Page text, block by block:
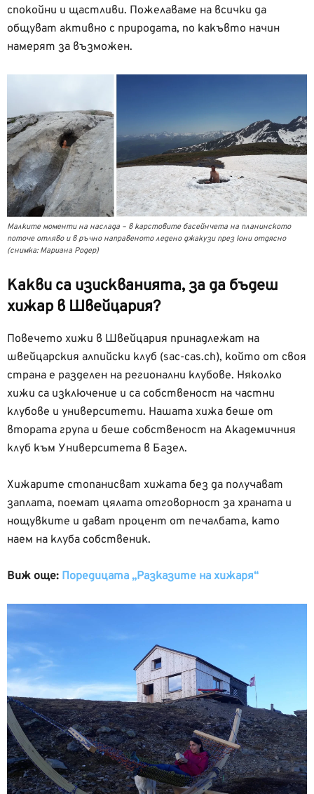
спокойни и щастливи. Пожелаваме на всички да
общуват активно с природата, по какъвто начин
намерят за възможен.
Малките моменти на наслада – в карстовите басейнчета на планинското
поточе отляво и в ръчно направеното ледено джакузи през юни отдясно
(снимка: Мариана Родер)
Какви са изискванията, за да бъдеш
хижарв Швейцария?
Повечето хижи в Швейцария принадлежат на
швейцарския алпийски клуб (sac-cas.ch), който от своя
страна е разделен на регионални клубове. Няколко
хижи са изключение и са собственост на частни
клубове и университети. Нашата хижа беше от
втората група и беше собственост на Академичния
клуб към Университета в Базел.
Хижарите стопанисват хижата без да получават
заплата, поемат цялата отговорност за храната и
нощувките и дават процент от печалбата, като
наем на клуба собственик.
Виж още: Поредицата „Разказите на хижаря“